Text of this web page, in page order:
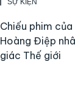
Chiếu phim của
Hoàng Điệp
giác Thế giới